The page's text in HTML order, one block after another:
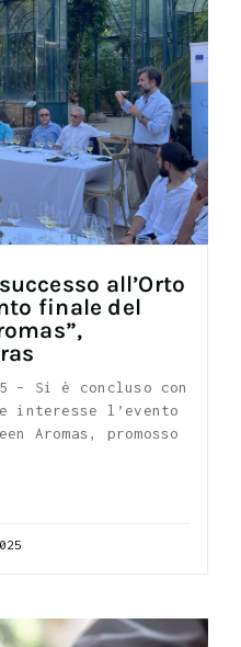
all’Orto
finale del
– Si è concluso con
interesse l’evento
Aromas, promosso